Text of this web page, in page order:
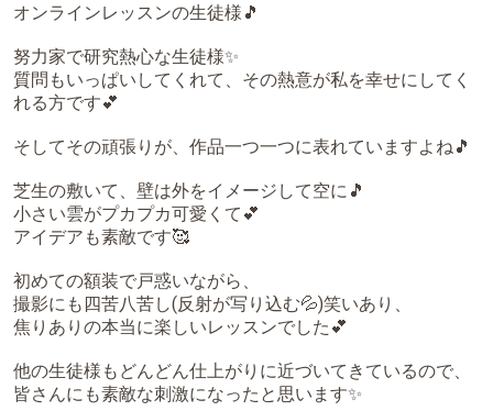
オンラインレッスンの生徒様🎵
努力家で研究熱心な生徒様✨
質問もいっぱいしてくれて、その熱意が私を幸せにしてく
れる方です💕
そしてその頑張りが、作品一つ一つに表れていますよね🎵
芝生の敷いて、壁は外をイメージして空に🎵
小さい雲がプカプカ可愛くて💕
アイデアも素敵です🥰
初めての額装で戸惑いながら、
撮影にも四苦八苦し(反射が写り込む💦)笑いあり、
焦りありの本当に楽しいレッスンでした💕
他の生徒様もどんどん仕上がりに近づいてきているので、
皆さんにも素敵な刺激になったと思います✨